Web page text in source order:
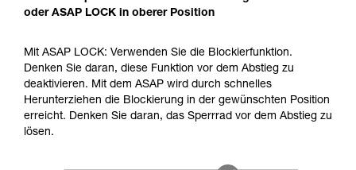
oder ASAP LOCK in oberer Position
Mit ASAP LOCK: Verwenden Sie die Blockierfunktion.
Denken Sie daran, diese Funktion vor dem Abstieg zu
deaktivieren. Mit dem ASAP wird durch schnelles
Herunterziehen die Blockierung in der gewünschten Position
erreicht. Denken Sie daran, das Sperrrad vor dem Abstieg zu
lösen.